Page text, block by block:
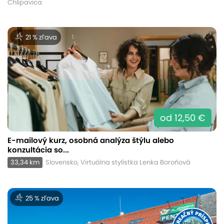
Chlipavica
21 % zľava
od 12,50 €
E-mailový kurz, osobná analýza štýlu alebo
konzultácia so...
33,34 km Slovensko, Virtuálna stylistka Lenka Boroňová
25 % zľava